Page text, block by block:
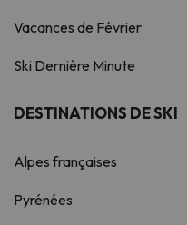
Vacances de Février
Ski Dernière Minute
DESTINATIONS DE SKI
Alpes françaises
Pyrénées